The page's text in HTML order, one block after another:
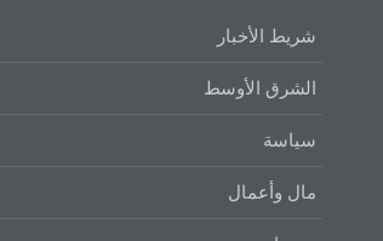
شريط الأخبار
الشرق الأوسط
سياسة
مال وأعمال